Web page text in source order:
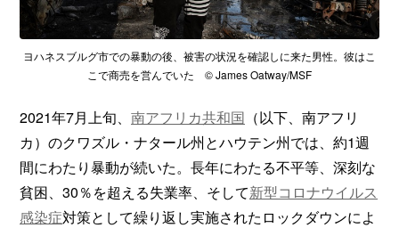
ヨハネスブルグ市での暴動の後、被害の状況を確認しに来た男性。彼はこ
こで商売を営んでいた © James Oatway/MSF
2021年7月上旬、 南アフリカ共和国 （以下、南アフリ
カ）のクワズル・ナタール州とハウテン州では、約1週
間にわたり暴動が続いた。長年にわたる不平等、深刻な
貧困、30％を超える失業率、そして新型コロナウイルス
感染症対策として繰り返し実施されたロックダウンによ